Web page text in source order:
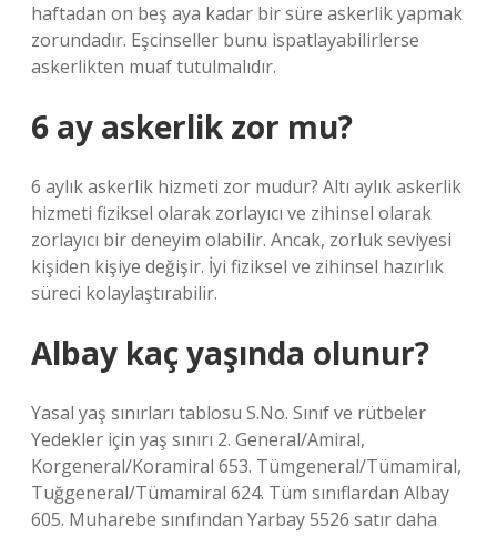
haftadan on beş aya kadar bir süre askerlik yapmak
zorundadır. Eşcinseller bunu ispatlayabilirlerse
askerlikten muaf tutulmalıdır.
6 ay askerlik zor mu?
6 aylık askerlik hizmeti zor mudur? Altı aylık askerlik
hizmeti fiziksel olarak zorlayıcı ve zihinsel olarak
zorlayıcı bir deneyim olabilir. Ancak, zorluk seviyesi
kişiden kişiye değişir. İyi fiziksel ve zihinsel hazırlık
süreci kolaylaştırabilir.
Albay kaç yaşında olunur?
Yasal yaş sınırları tablosu S.No. Sınıf ve rütbeler
Yedekler için yaş sınırı 2. General/Amiral,
Korgeneral/Koramiral 653. Tümgeneral/Tümamiral,
Tuğgeneral/Tümamiral 624. Tüm sınıflardan Albay
605. Muharebe sınıfından Yarbay 5526 satır daha